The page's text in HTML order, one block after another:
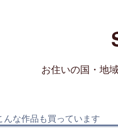
お住いの国・地
な作品も買っています